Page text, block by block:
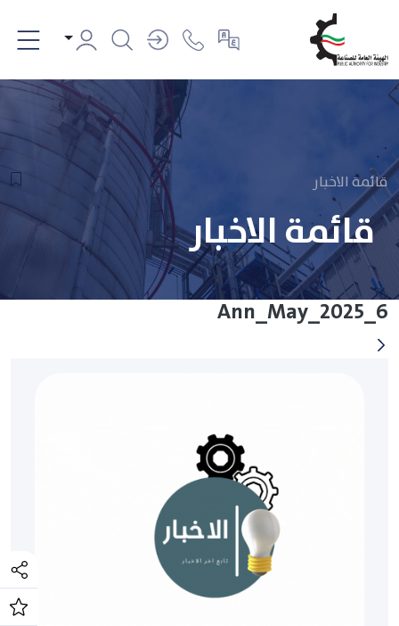
قائمة الاخبار
قائمة الاخبار
Ann_May_2025_6